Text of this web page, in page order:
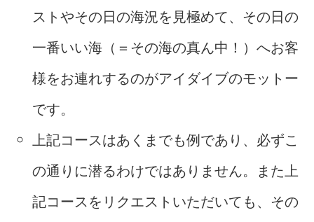
ストやその日の海況を見極めて、その日の
一番いい海（＝その海の真ん中！）へお客
様をお連れするのがアイダイブのモットー
です。
上記コースはあくまでも例であり、必ずこ
の通りに潜るわけではありません。また上
記コースをリクエストいただいても、その